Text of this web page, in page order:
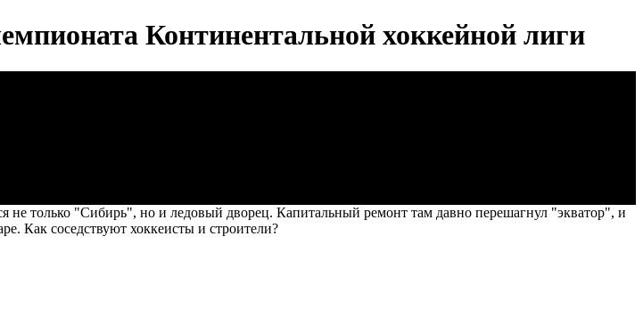
Континентальной хоккейной лиги
не только "Сибирь", но и ледовый дворец. Капитальный ремонт там давно перешагнул "экватор", и
Как соседствуют хоккеисты и строители?